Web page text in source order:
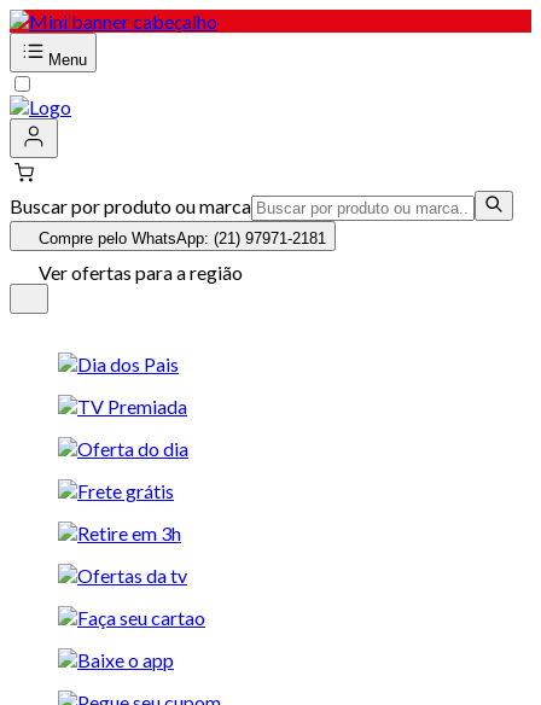
Menu
Buscar por produto ou marca
Compre pelo WhatsApp: (21) 97971-2181
Ver ofertas para a região